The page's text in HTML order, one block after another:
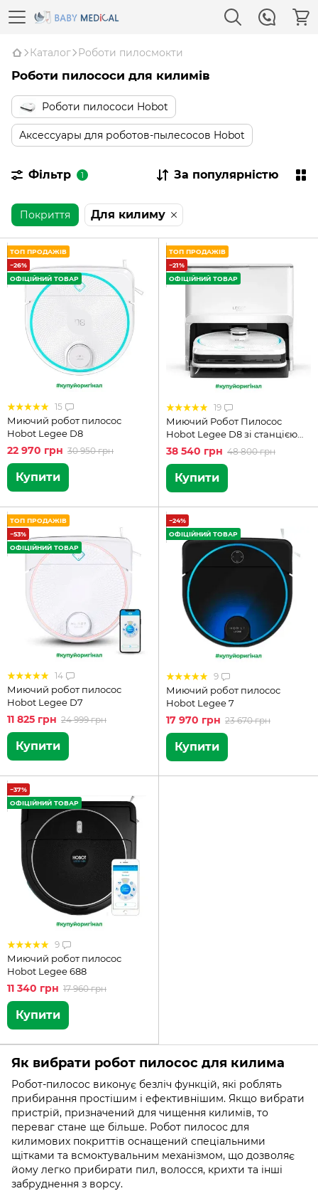
Каталог Роботи пилосмокти
Роботи пилососи для килимів
Роботи пилососи Hobot
Аксессуары для роботов-пылесосов Hobot
Фільтр 1 За популярністю
Покриття Для килиму
ТОП ПРОДАЖІВ
−26%
ОФІЦІЙНИЙ ТОВАР
15
Миючий робот пилосос
Hobot Legee D8
22 970 грн 30 950 грн
Купити
ТОП ПРОДАЖІВ
−21%
ОФІЦІЙНИЙ ТОВАР
19
Миючий Робот Пилосос
Hobot Legee D8 зі станцією
LuLu
38 540 грн 48 800 грн
Купити
ТОП ПРОДАЖІВ
−53%
ОФІЦІЙНИЙ ТОВАР
14
Миючий робот пилосос
Hobot Legee D7
11 825 грн 24 999 грн
Купити
−24%
ОФІЦІЙНИЙ ТОВАР
9
Миючий робот пилосос
Hobot Legee 7
17 970 грн 23 670 грн
Купити
−37%
ОФІЦІЙНИЙ ТОВАР
9
Миючий робот пилосос
Hobot Legee 688
11 340 грн 17 960 грн
Купити
Як вибрати робот пилосос для килима
Робот-пилосос виконує безліч функцій, які роблять
прибирання простішим і ефективнішим. Якщо вибрати
пристрій, призначений для чищення килимів, то
переваг стане ще більше. Робот пилосос для
килимових покриттів оснащений спеціальними
щітками та всмоктувальним механізмом, що дозволяє
йому легко прибирати пил, волосся, крихти та інші
забруднення з ворсу.